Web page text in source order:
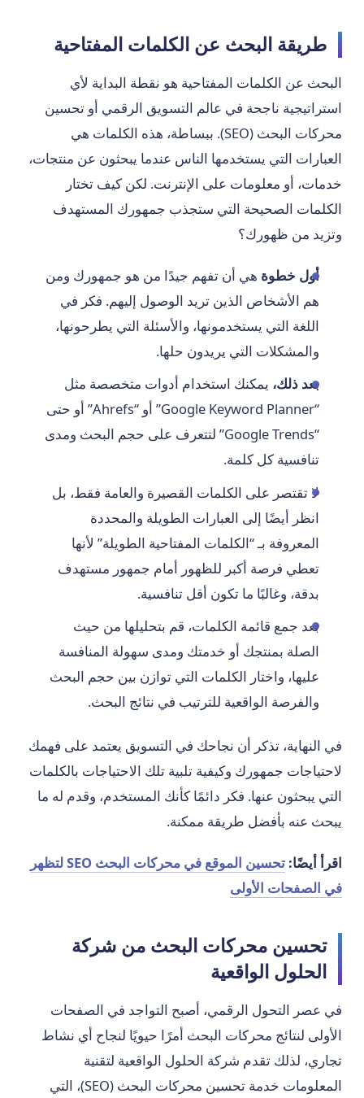
طريقة البحث عن الكلمات المفتاحية
البحث عن الكلمات المفتاحية هو نقطة البداية لأي
استراتيجية ناجحة في عالم التسويق الرقمي أو تحسين
محركات البحث (SEO). ببساطة، هذه الكلمات هي
العبارات التي يستخدمها الناس عندما يبحثون عن منتجات،
خدمات، أو معلومات على الإنترنت. لكن كيف تختار
الكلمات الصحيحة التي ستجذب جمهورك المستهدف
وتزيد من ظهورك؟
أول خطوة هي أن تفهم جيدًا من هو جمهورك ومن
هم الأشخاص الذين تريد الوصول إليهم. فكر في
اللغة التي يستخدمونها، والأسئلة التي يطرحونها،
والمشكلات التي يريدون حلها.
بعد ذلك، يمكنك استخدام أدوات متخصصة مثل
“Google Keyword Planner” أو “Ahrefs” أو حتى
“Google Trends” لتتعرف على حجم البحث ومدى
تنافسية كل كلمة.
لا تقتصر على الكلمات القصيرة والعامة فقط، بل
انظر أيضًا إلى العبارات الطويلة والمحددة
المعروفة بـ “الكلمات المفتاحية الطويلة” لأنها
تعطي فرصة أكبر للظهور أمام جمهور مستهدف
بدقة، وغالبًا ما تكون أقل تنافسية.
بعد جمع قائمة الكلمات، قم بتحليلها من حيث
الصلة بمنتجك أو خدمتك ومدى سهولة المنافسة
عليها، واختار الكلمات التي توازن بين حجم البحث
والفرصة الواقعية للترتيب في نتائج البحث.
في النهاية، تذكر أن نجاحك في التسويق يعتمد على فهمك
لاحتياجات جمهورك وكيفية تلبية تلك الاحتياجات بالكلمات
التي يبحثون عنها. فكر دائمًا كأنك المستخدم، وقدم له ما
يبحث عنه بأفضل طريقة ممكنة.
اقرأ أيضًا:
تحسين الموقع في محركات البحث SEO لتظهر
في الصفحات الأولى
تحسين محركات البحث من شركة
الحلول الواقعية
في عصر التحول الرقمي، أصبح التواجد في الصفحات
الأولى لنتائج محركات البحث أمرًا حيويًا لنجاح أي نشاط
تجاري، لذلك تقدم شركة الحلول الواقعية لتقنية
المعلومات خدمة تحسين محركات البحث (SEO)، التي